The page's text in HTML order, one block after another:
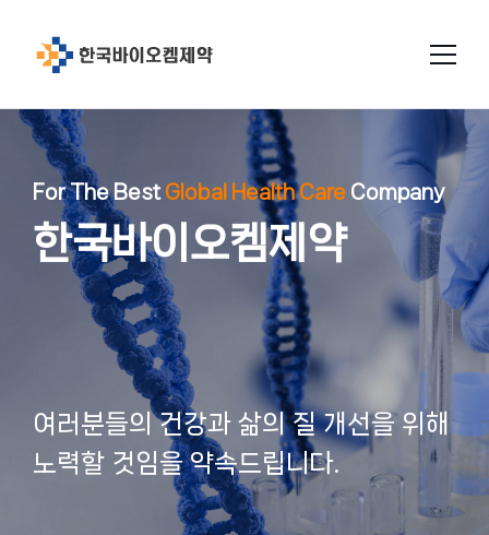
회사소개
인사말
미션과비젼
위치
연구개발
연구소 소개
연구성과
연구현황
특허현황
설비/시설
생산
품질관리
연구소
GMP인증
원료의약품
허가완료
허가진행중
완제의약품
공지사항
For The Best Global Health Care Company
한국바이오켐제약
여러분들의 건강과 삶의 질 개선을 위해
노력할 것임을 약속드립니다.